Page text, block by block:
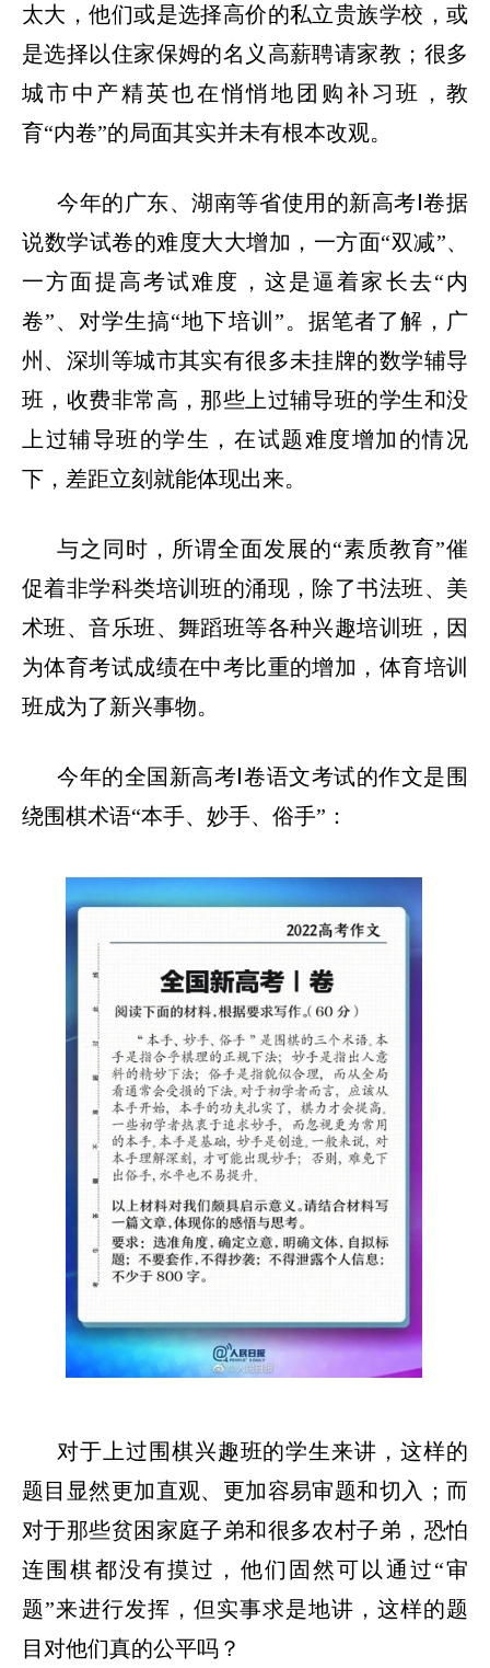
太大，他们或是选择高价的私立贵族学校，或
是选择以住家保姆的名义高薪聘请家教；很多
城市中产精英也在悄悄地团购补习班，教
育“内卷”的局面其实并未有根本改观。
今年的广东、湖南等省使用的新高考 Ⅰ卷据
说数学试卷的难度大大增加，一方面“双减”、
一方面提高考试难度，这是逼着家长去“内
卷”、对学生搞“地下培训 ”。据笔者了解，广
州、深圳等城市其实有很多未挂牌的数学辅导
班，收费非常高，那些上过辅导班的学生和没
上过辅导班的学生，在试题难度增加的情况
下，差距立刻就能体现出来。
与之同时，所谓全面发展的“素质教育”催
促着非学科类培训班的涌现，除了书法班、美
术班、音乐班、舞蹈班等各种兴趣培训班，因
为体育考试成绩在中考比重的增加，体育培训
班成为了新兴事物。
今年的全国新高考 Ⅰ卷语文考试的作文是围
绕围棋术语“本手、妙手、俗手” ：
对于上过围棋兴趣班的学生来讲，这样的
题目显然更加直观、更加容易审题和切入；而
对于那些贫困家庭子弟和很多农村子弟，恐怕
连围棋都没有摸过，他们固然可以通过“审
题”来进行发挥，但实事求是地讲，这样的题
目对他们真的公平吗？